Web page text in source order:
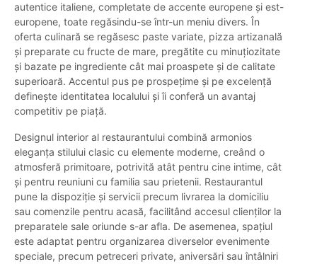
autentice italiene, completate de accente europene și est-
europene, toate regăsindu-se într-un meniu divers. În
oferta culinară se regăsesc paste variate, pizza artizanală
și preparate cu fructe de mare, pregătite cu minuțiozitate
și bazate pe ingrediente cât mai proaspete și de calitate
superioară. Accentul pus pe prospețime și pe excelență
definește identitatea localului și îi conferă un avantaj
competitiv pe piață.
Designul interior al restaurantului combină armonios
eleganța stilului clasic cu elemente moderne, creând o
atmosferă primitoare, potrivită atât pentru cine intime, cât
și pentru reuniuni cu familia sau prietenii. Restaurantul
pune la dispoziție și servicii precum livrarea la domiciliu
sau comenzile pentru acasă, facilitând accesul clienților la
preparatele sale oriunde s-ar afla. De asemenea, spațiul
este adaptat pentru organizarea diverselor evenimente
speciale, precum petreceri private, aniversări sau întâlniri